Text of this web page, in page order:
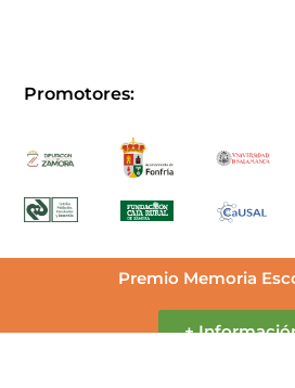
Promotores:
Premio Memoria
+